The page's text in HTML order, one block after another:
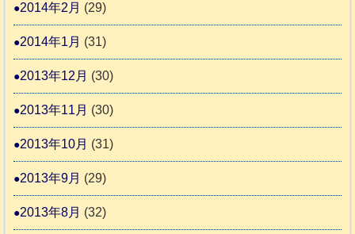
2014年2月 (29)
2014年1月 (31)
2013年12月 (30)
2013年11月 (30)
2013年10月 (31)
2013年9月 (29)
2013年8月 (32)